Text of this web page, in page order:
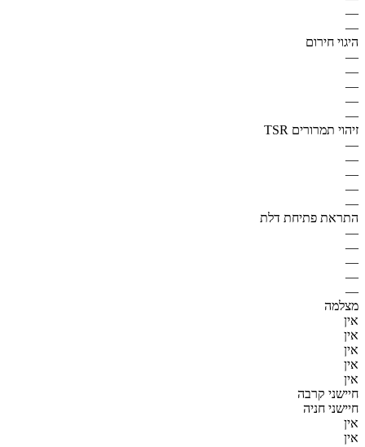
—
—
היגוי חירום
—
—
—
—
—
זיהוי תמרורים TSR
—
—
—
—
—
התראת פתיחת דלת
—
—
—
—
—
מצלמה
אין
אין
אין
אין
אין
חיישני קרבה
חיישני חניה
אין
אין